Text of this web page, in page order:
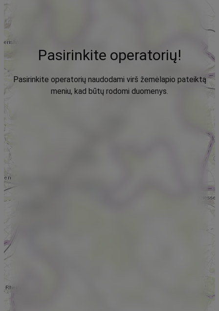
Pasirinkite operatorių!
Pasirinkite operatorių naudodami virš žemėlapio pateiktą
meniu, kad būtų rodomi duomenys.